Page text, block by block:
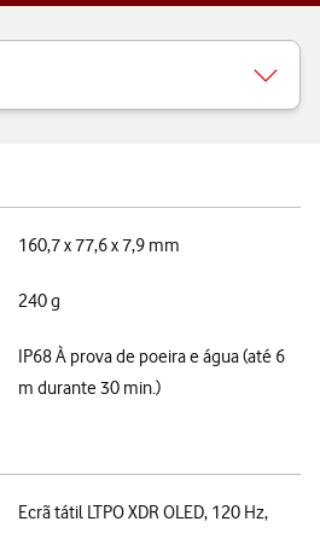
160,7 x 77,6 x 7,9 mm
240 g
IP68 À prova de poeira e água (até 6
m durante 30 min.)
Ecrã tátil LTPO XDR OLED, 120 Hz,